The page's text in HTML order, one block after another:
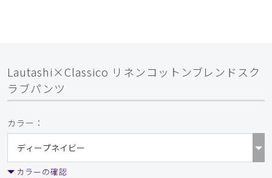
Lautashi×Classico リネンコットンブレンドスク
ラブパンツ
カラー：
カラーの確認